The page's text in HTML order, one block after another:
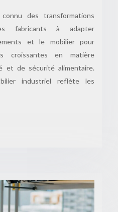
des transformations
fabricants à adapter
et le mobilier pour
croissantes en matière
et de sécurité alimentaire.
industriel reflète les